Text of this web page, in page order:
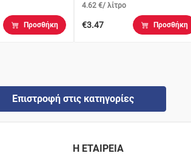
Προσθήκη
4.62 €/ λίτρο
€3.47 Προσθήκη
Επιστροφή στις κατηγορίες
Η ΕΤΑΙΡΕΙΑ